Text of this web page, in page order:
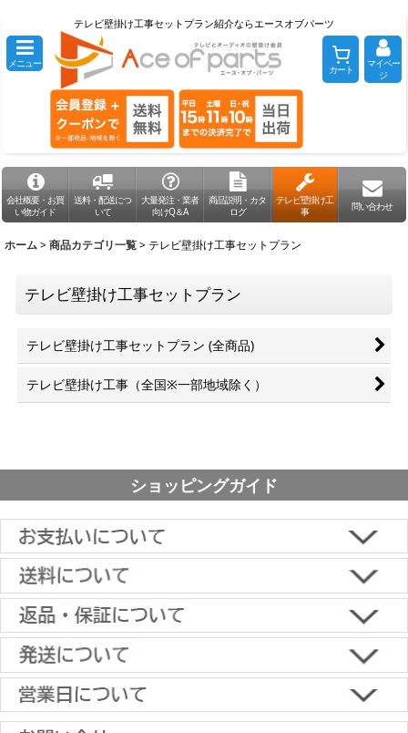
テレビ壁掛け工事セットプラン紹介ならエースオブパーツ
メニュー カート
マイペー
ジ
会社概要・お買
い物ガイド
送料・配送につ
いて
大量発注・業者
向けQ＆A
商品説明・カタ
ログ
テレビ壁掛け工
事
問い合わせ
ホーム >商品カテゴリ一覧>テレビ壁掛け工事セットプラン
テレビ壁掛け工事セットプラン
テレビ壁掛け工事セットプラン (全商品)
テレビ壁掛け工事（全国※一部地域除く）
ショッピングガイド
■下記よりお選びいただけます。
クレジットカード決済、代金引換、楽天ペイ、郵便振替、銀行振
込、スコア後払い、コンビニ決済、PayPayオンライン決済
※一部適用外の地域や商品がありますのでご了承ください。
【返品・キャンセルについて】
原則として返品は受け付けておりません。
金具に関しては、条件を満たしている場合は返品をお受けいたしま
す。
【初期不良・保証について】
土日祝日も当日出荷いたします